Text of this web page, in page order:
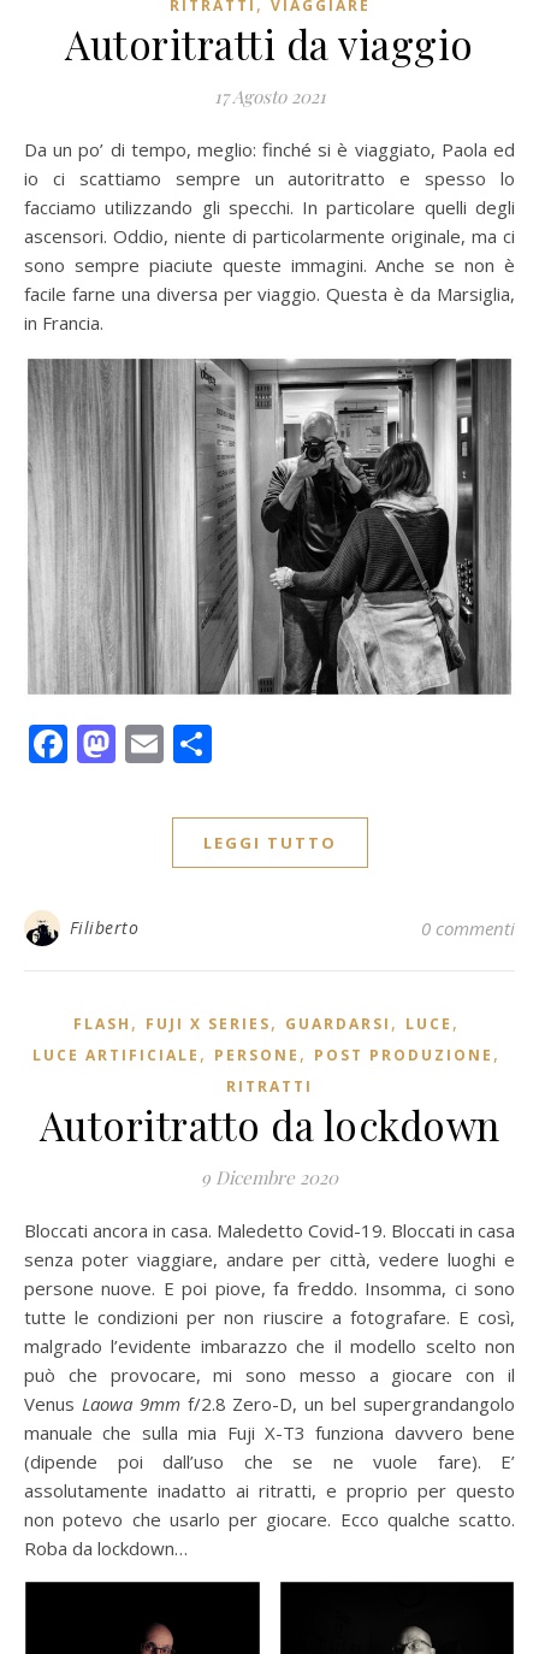
RITRATTI VIAGGIARE
Autoritratti da viaggio
17 Agosto 2021
Da un po’ di tempo, meglio: finché si è viaggiato, Paola ed
io ci scattiamo sempre un autoritratto e spesso lo
facciamo utilizzando gli specchi. In particolare quelli degli
ascensori. Oddio, niente di particolarmente originale, ma ci
sono sempre piaciute queste immagini. Anche se non è
facile farne una diversa per viaggio. Questa è da Marsiglia,
in Francia.
Facebook
Mastodon
Email
LEGGI TUTTO
Filiberto 0 commenti
FLASH , FUJI X SERIES, GUARDARSI , LUCE ,
LUCE ARTIFICIALE , PERSONE , POST PRODUZIONE ,
RITRATTI
Autoritratto da lockdown
9 Dicembre 2020
Bloccati ancora in casa. Maledetto Covid-19. Bloccati in casa
senza poter viaggiare, andare per città, vedere luoghi e
persone nuove. E poi piove, fa freddo. Insomma, ci sono
tutte le condizioni per non riuscire a fotografare. E così,
malgrado l’evidente imbarazzo che il modello scelto non
può che provocare, mi sono messo a giocare con il
Venus Laowa 9mmf/2.8 Zero-D, un bel supergrandangolo
manuale che sulla mia Fuji X-T3 funziona davvero bene
(dipende poi dall’uso che se ne vuole fare). E’
assolutamente inadatto ai ritratti, e proprio per questo
non potevo che usarlo per giocare. Ecco qualche scatto.
Roba da lockdown…